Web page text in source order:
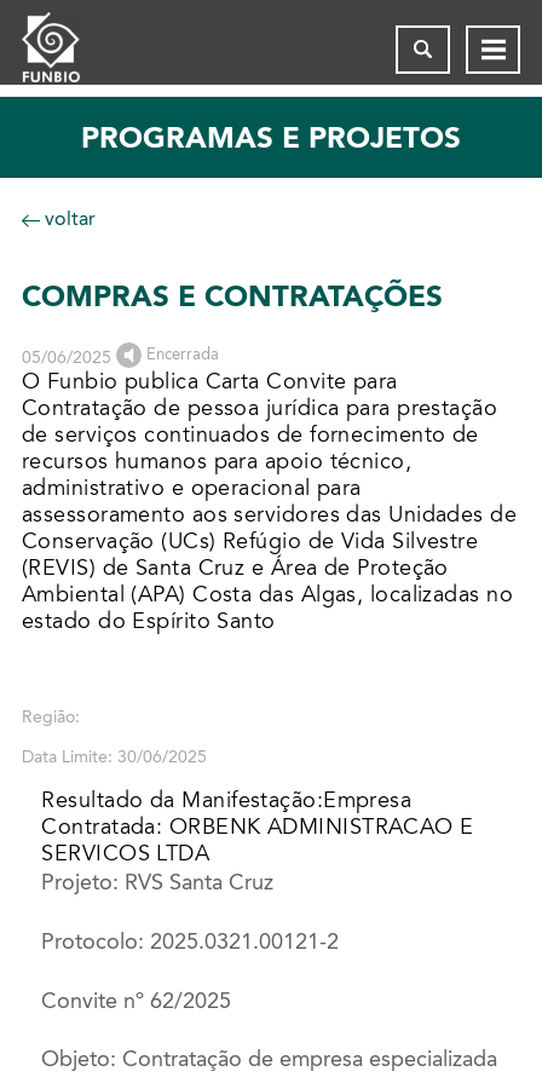
PROGRAMAS E PROJETOS
voltar
COMPRAS E CONTRATAÇÕES
05/06/2025 Encerrada
O Funbio publica Carta Convite para
Contratação de pessoa jurídica para prestação
de serviços continuados de fornecimento de
recursos humanos para apoio técnico,
administrativo e operacional para
assessoramento aos servidores das Unidades de
Conservação (UCs) Refúgio de Vida Silvestre
(REVIS) de Santa Cruz e Área de Proteção
Ambiental (APA) Costa das Algas, localizadas no
estado do Espírito Santo
Região:
Data Limite: 30/06/2025
Resultado da Manifestação:Empresa
Contratada: ORBENK ADMINISTRACAO E
SERVICOS LTDA
Projeto: RVS Santa Cruz
Protocolo: 2025.0321.00121-2
Convite nº 62/2025
Objeto: Contratação de empresa especializada